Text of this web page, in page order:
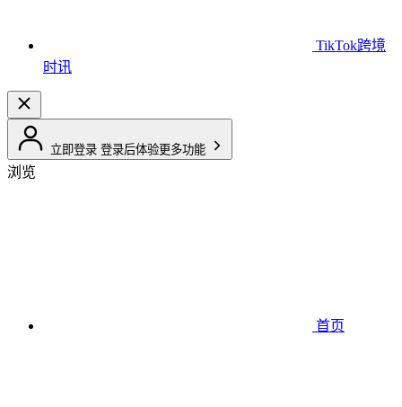
TikTok跨境
时讯
立即登录 登录后体验更多功能
浏览
首页